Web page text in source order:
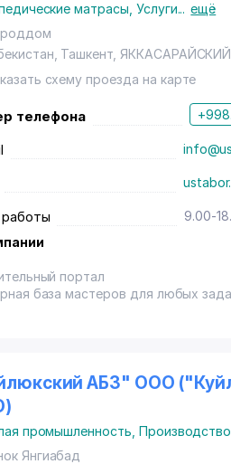
матрасы Услуги... ещё
Ташкент
схему проезда на карте
телефона
9.00-
портал
база мастеров для любых
помощника от хенди-мена для
АБЗ" ООО
промышленность
Янгиабад